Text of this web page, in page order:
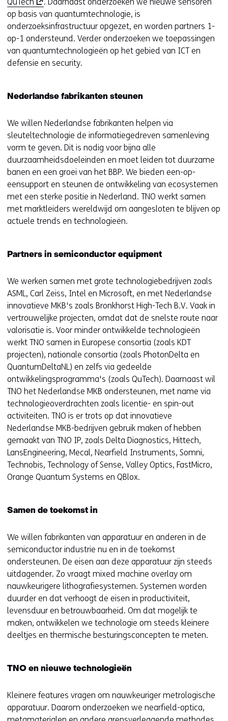
p
e
n
t
i
i
u
w
v
e
n
s
t
e
r
v
r
w
i
j
s
t
n
a
a
r
e
e
n
a
n
d
e
w
b
s
i
t
e
)
o
p
e
n
t
n
e
u
w
v
e
n
s
t
e
(
e
r
w
i
j
s
t
n
a
a
r
e
e
n
a
n
d
e
e
b
s
i
t
e
)
op basis van quantumtechnologie, is
onderzoeksinfrastructuur opgezet, en worden partners 1-
op-1 ondersteund. Verder onderzoeken we toepassingen
van quantumtechnologieën op het gebied van ICT en
defensie en security.
Nederlandse fabrikanten steunen
We willen Nederlandse fabrikanten helpen via
sleuteltechnologie de informatiegedreven samenleving
vorm te geven. Dit is nodig voor bijna alle
duurzaamheidsdoeleinden en moet leiden tot duurzame
banen en een groei van het BBP. We bieden een-op-
eensupport en steunen de ontwikkeling van ecosystemen
met een sterke positie in Nederland. TNO werkt samen
met marktleiders wereldwijd om aangesloten te blijven op
actuele trends en technologieën.
Partners in semiconductor equipment
We werken samen met grote technologiebedrijven zoals
ASML, Carl Zeiss, Intel en Microsoft, en met Nederlandse
innovatieve MKB's zoals Bronkhorst High-Tech B.V. Vaak in
vertrouwelijke projecten, omdat dat de snelste route naar
valorisatie is. Voor minder ontwikkelde technologieën
werkt TNO samen in Europese consortia (zoals KDT
projecten), nationale consortia (zoals PhotonDelta en
QuantumDeltaNL) en zelfs via gedeelde
ontwikkelingsprogramma's (zoals QuTech). Daarnaast wil
TNO het Nederlandse MKB ondersteunen, met name via
technologieoverdrachten zoals licentie- en spin-out
activiteiten. TNO is er trots op dat innovatieve
Nederlandse MKB-bedrijven gebruik maken of hebben
gemaakt van TNO IP, zoals Delta Diagnostics, Hittech,
LansEngineering, Mecal, Nearfield Instruments, Somni,
Technobis, Technology of Sense, Valley Optics, FastMicro,
Orange Quantum Systems en QBlox.
Samen de toekomst in
We willen fabrikanten van apparatuur en anderen in de
semiconductor industrie nu en in de toekomst
ondersteunen. De eisen aan deze apparatuur zijn steeds
uitdagender. Zo vraagt mixed machine overlay om
nauwkeurigere lithografiesystemen. Systemen worden
duurder en dat verhoogt de eisen in productiviteit,
levensduur en betrouwbaarheid. Om dat mogelijk te
maken, ontwikkelen we technologie om steeds kleinere
deeltjes en thermische besturingsconcepten te meten.
TNO en nieuwe technologieën
Kleinere features vragen om nauwkeuriger metrologische
apparatuur. Daarom onderzoeken we nearfield-optica,